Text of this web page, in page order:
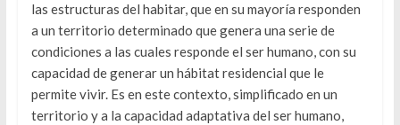
las estructuras del habitar, que en su mayoría responden
a un territorio determinado que genera una serie de
condiciones a las cuales responde el ser humano, con su
capacidad de generar un hábitat residencial que le
permite vivir. Es en este contexto, simplificado en un
territorio y a la capacidad adaptativa del ser humano,